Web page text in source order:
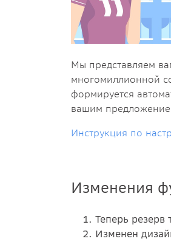
Мы представляем
многомиллионной
формируется
вашим
Инструкция по
Изменения
Теперь резерв
Изменен